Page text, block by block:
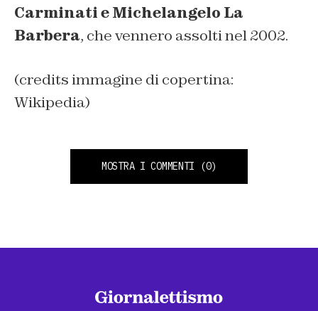
Carminati e Michelangelo La
Barbera, che vennero assolti nel 2002.
(credits immagine di copertina:
Wikipedia)
MOSTRA I COMMENTI (0)